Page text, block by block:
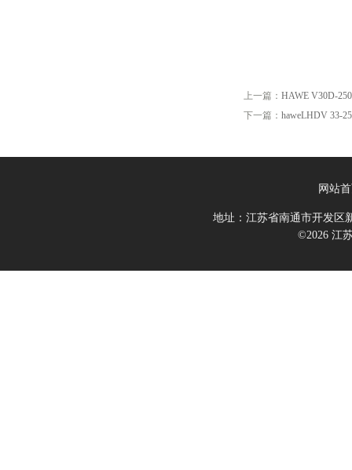
上一篇： HAWE V30D-
下一篇： haweLHDV 33-
网站
地址：江苏省南通市开发区
©2026 江